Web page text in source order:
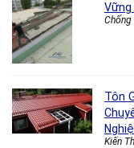
Vững
Chống
Tôn
Kiến